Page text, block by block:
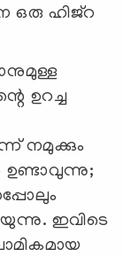
ഒരു ഹിജ്‌റ
ഉറച്ച
നമുക്കും
ഇവിടെ